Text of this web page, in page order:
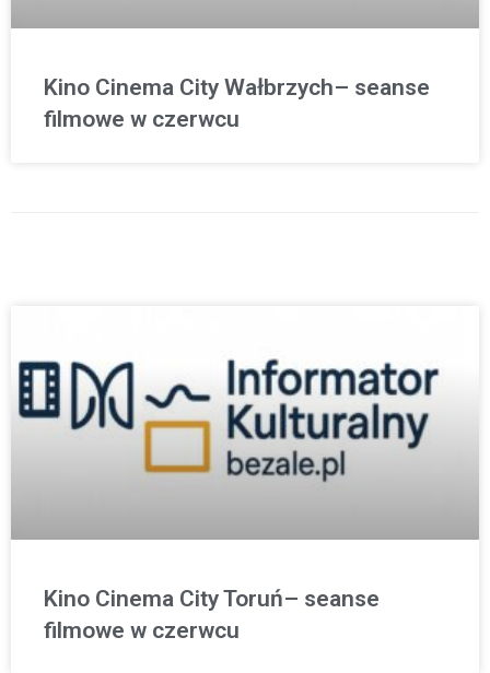
Kino Cinema City Wałbrzych– seanse
filmowe w czerwcu
Kino Cinema City Toruń– seanse
filmowe w czerwcu